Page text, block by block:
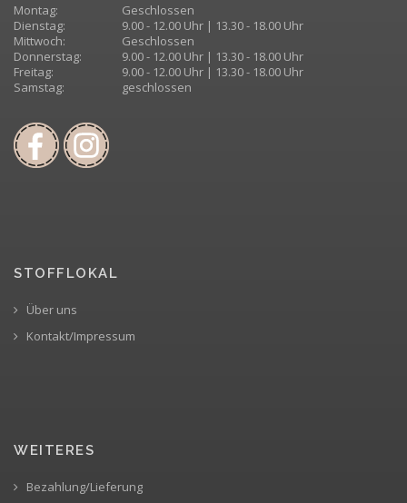
Montag:
Geschlossen
Dienstag:
9.00 - 12.00 Uhr | 13.30 - 18.00 Uhr
Mittwoch:
Geschlossen
Donnerstag:
9.00 - 12.00 Uhr | 13.30 - 18.00 Uhr
Freitag:
9.00 - 12.00 Uhr | 13.30 - 18.00 Uhr
Samstag:
geschlossen
STOFFLOKAL
Über uns
Kontakt/Impressum
WEITERES
Bezahlung/Lieferung